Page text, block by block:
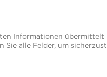
Informationen
Sie alle Felder, um